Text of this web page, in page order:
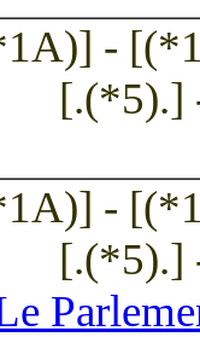
-
[.(*5).]
-
[.(*5).]